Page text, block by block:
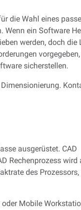
die Wahl eines
Wenn ein Software
werden, doch die
sicherstellen.
ausgerüstet. CAD
Rechenprozess wird
des Prozessors,
Mobile